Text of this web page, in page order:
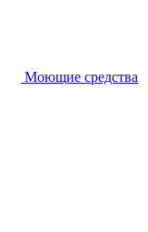
Моющие средства